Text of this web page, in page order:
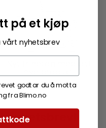
nyhetsbrev!
på et kjøp
nyhetsbrev
godtar du å motta
fra Blimo.no